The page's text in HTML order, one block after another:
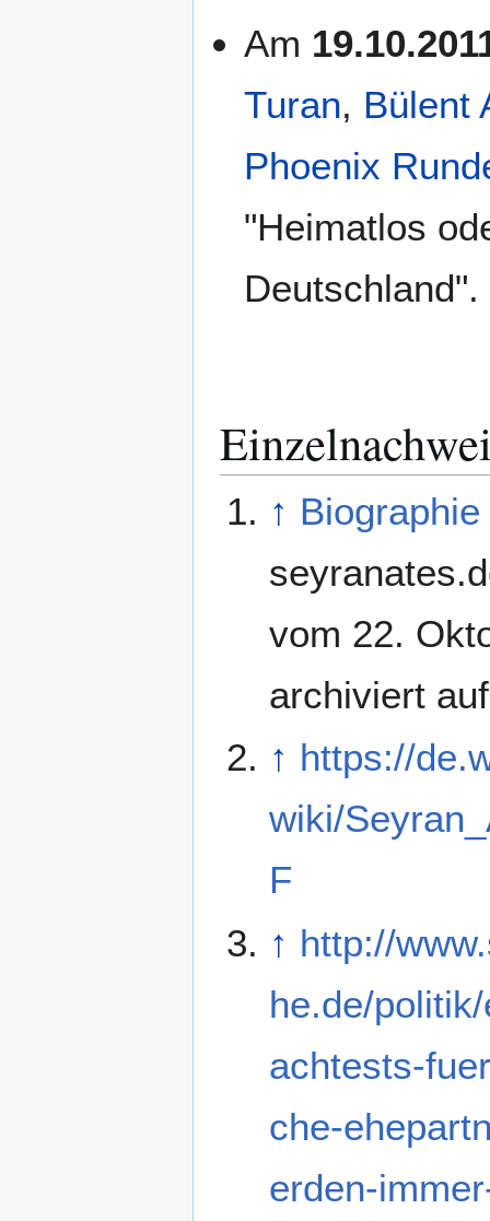
Am
Turan, Bülent
Phoenix
"Heimatlos
Deutschland".
↑ Biographie
vom 22.
archiviert
↑ https://
wiki/
F
↑ http://
he.de/
achtests-
che-
erden-